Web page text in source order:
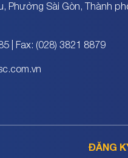
Phường Sài Gòn, Thành
| Fax: (028) 3821 8879
ĐĂNG